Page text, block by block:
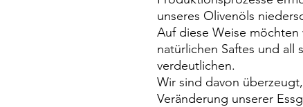
unseres Olivenöls
Auf diese Weise
natürlichen Saftes und all
verdeutlichen.
Wir sind davon
Veränderung unserer